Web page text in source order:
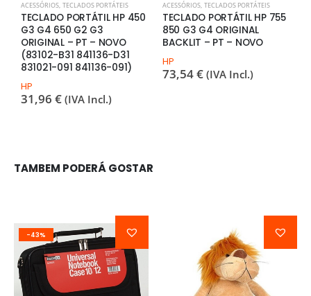
ACESSÓRIOS, TECLADOS PORTÁTEIS
TECLADO PORTÁTIL HP 450
G3 G4 650 G2 G3
ORIGINAL – PT – NOVO
(83102-B31 841136-D31
831021-091 841136-091)
HP
31,96 € (IVA Incl.)
ACESSÓRIOS, TECLADOS PORTÁTEIS
TECLADO PORTÁTIL HP 755
850 G3 G4 ORIGINAL
BACKLIT – PT – NOVO
HP
73,54€ (IVA Incl.)
TAMBEM PODERÁ GOSTAR
-43%